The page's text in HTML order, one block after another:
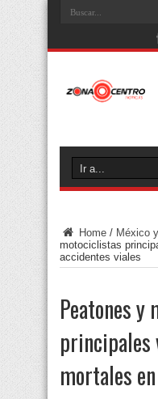
Home / México
motociclistas
accidentes viales
Peatones
mortales